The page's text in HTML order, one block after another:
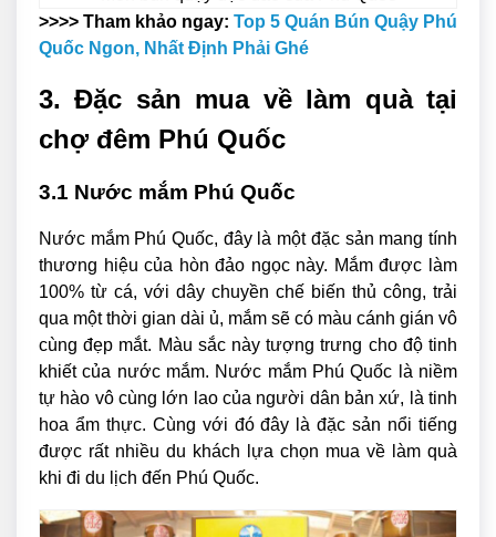
>>>> Tham khảo ngay: Top 5 Quán Bún Quậy Phú
Quốc Ngon, Nhất Định Phải Ghé
3. Đặc sản mua về làm quà tại
chợ đêm Phú Quốc
3.1 Nước mắm Phú Quốc
Nước mắm Phú Quốc, đây là một đặc sản mang tính
thương hiệu của hòn đảo ngọc này. Mắm được làm
100% từ cá, với dây chuyền chế biến thủ công, trải
qua một thời gian dài ủ, mắm sẽ có màu cánh gián vô
cùng đẹp mắt. Màu sắc này tượng trưng cho độ tinh
khiết của nước mắm. Nước mắm Phú Quốc là niềm
tự hào vô cùng lớn lao của người dân bản xứ, là tinh
hoa ẩm thực. Cùng với đó đây là đặc sản nổi tiếng
được rất nhiều du khách lựa chọn mua về làm quà
khi đi du lịch đến Phú Quốc.